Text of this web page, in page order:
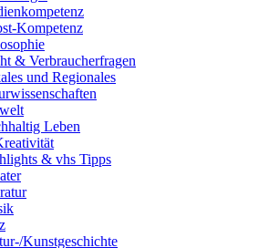
Kompetenz
& Verbraucherfragen
und Regionales
Leben
& vhs Tipps
Kunstgeschichte